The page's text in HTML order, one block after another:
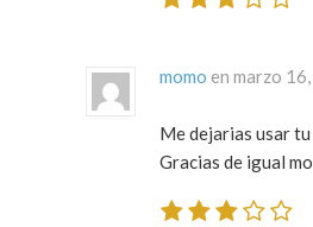
momo en marzo
Me dejarias usar
Gracias de igual